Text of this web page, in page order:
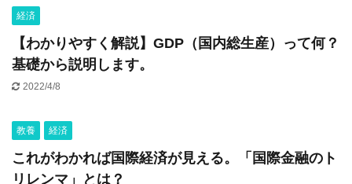
経済
【わかりやすく解説】GDP（国内総生産）って何？
基礎から説明します。
2022/4/8
教養 経済
これがわかれば国際経済が見える。「国際金融のト
リレンマ」とは？